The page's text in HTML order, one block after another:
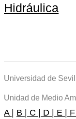
Hidráulica
Universidad de
Unidad de Medio
A | B | C | D | E |